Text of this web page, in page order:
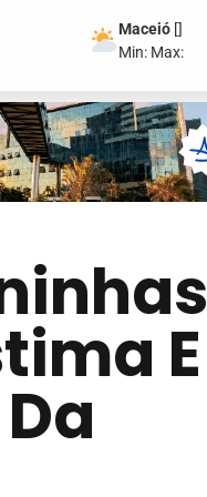
Maceió[]
Min: Max:
E